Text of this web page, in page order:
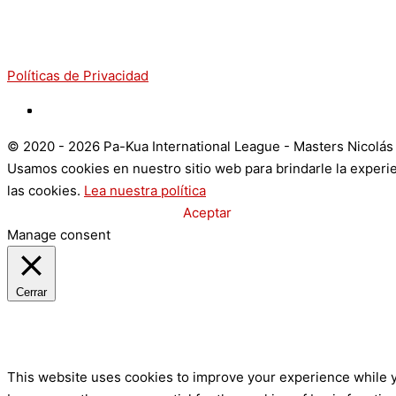
Políticas de Privacidad
©️ 2020 - 2026 Pa-Kua International League - Masters
Usamos cookies en nuestro sitio web para brindarle la
las cookies. Lea nuestra política
Aceptar
Manage consent
Cerrar
This website uses cookies to improve your experience while